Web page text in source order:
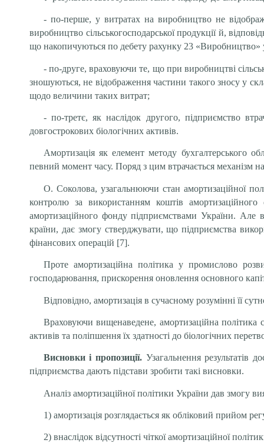
- по-перше, у витратах на виробництво не
виробництво сільськогосподарської продукції й,
що накопичуються по дебету рахунку 23 «Виробництво»
- по-друге, враховуючи те, що при виробництві
зношуються, не відображення частини такого зносу у
щодо величини таких витрат;
- по-третє, як наслідок другого, підприємство
довгострокових біологічних активів.
Амортизація як елемент методу бухгалтерського
певний момент часу. Поряд з цим втрачається механізм
О. Соколова, узагальнюючи стан амортизаційної
контролю за використанням коштів
амортизаційного фонду підприємствами України. Але
країни, дає змогу стверджувати, що підприємства
фінансових операцій [7].
Проте амортизаційна політика у промислово
господарювання, прискорення оновлення основного
Відповідно, амортизація в сучасному розумінні її
Враховуючи вищенаведене, амортизаційна політика
активів та поліпшення їх здатності до біологічних
Висновки і пропозиції. Узагальнення результатів
підприємства дають підстави зробити такі висновки.
Аналіз амортизаційної політики України дав змогу
1) амортизація розглядається як обліковий прийом
2) внаслідок відсутності чіткої амортизаційної